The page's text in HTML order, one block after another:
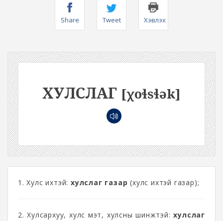
Share Tweet Хэвлэх
ХУЛСЛАГ [χoɬsɬək]
1. Хулс ихтэй: хулслаг газар (хулс ихтэй газар);
2. Хулсархуу, хулс мэт, хулсны шинжтэй:хулслаг